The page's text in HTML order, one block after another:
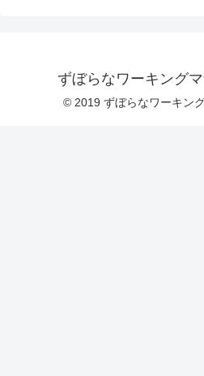
ずぼらなワーキング
© 2019 ずぼらなワーキン